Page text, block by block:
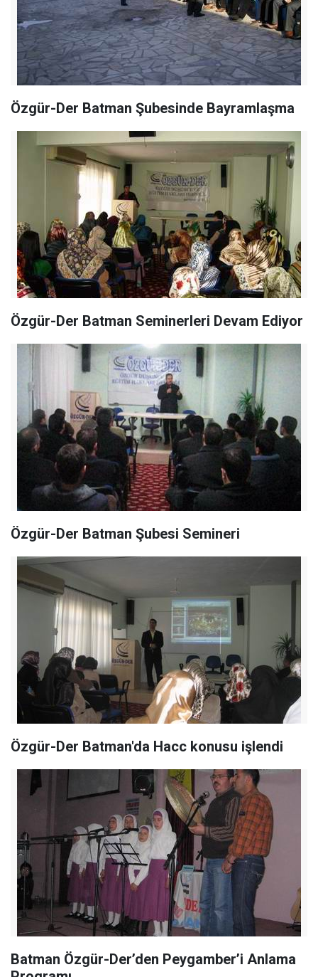
Özgür-Der Batman Şubesinde Bayramlaşma
Özgür-Der Batman Seminerleri Devam Ediyor
Özgür-Der Batman Şubesi Semineri
Özgür-Der Batman'da Hacc konusu işlendi
Batman Özgür-Der’den Peygamber’i Anlama